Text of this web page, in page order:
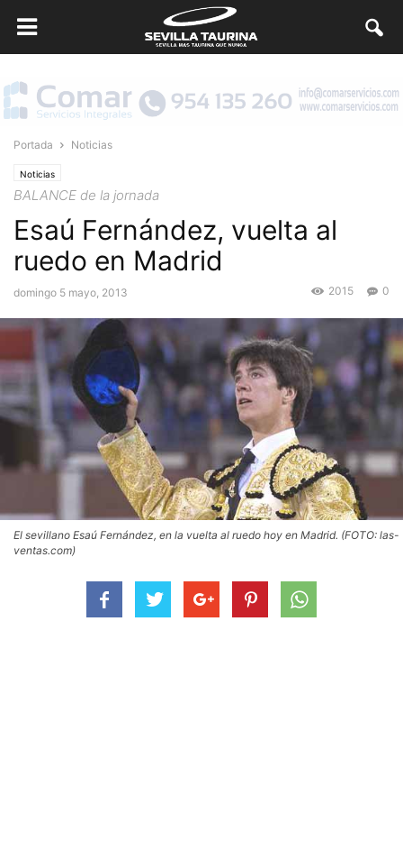
Portada Noticias
Noticias
BALANCE de la jornada
Esaú Fernández, vuelta al
ruedo en Madrid
domingo 5 mayo, 2013 0
2015
El sevillano Esaú Fernández, en la vuelta al ruedo hoy en Madrid. (FOTO: las-
ventas.com)